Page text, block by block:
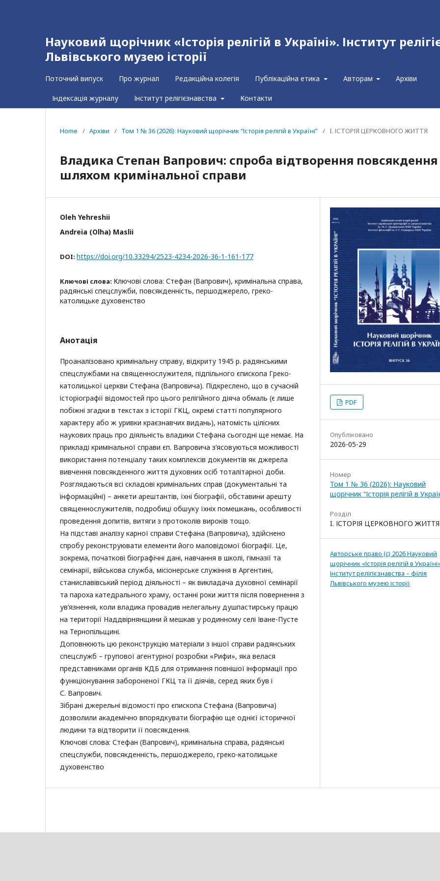
Науковий щорічник «Історія релігій в Україні». Інститут
Львівського музею історії
Поточний випуск Про журнал Редакційна колегія Публікаційна етика Авторам Архіви
Індексація журналу Інститут релігієзнавства Контакти
Home / Архіви / Том 1 № 36 (2026): Науковий щорічник “Історія релігій в Україні” / I. ІСТОРІЯ ЦЕРКОВНОГО ЖИТТЯ
Владика Степан Вапрович: спроба відтворення повсякдення
шляхом кримінальної справи
Oleh Yehreshii
Andreia (Olha) Maslii
DOI: https://doi.org/10.33294/2523-4234-2026-36-1-161-177
Ключові слова: Ключові слова: Стефан (Вапрович), кримінальна справа,
радянські спецслужби, повсякденність, першоджерело, греко-
католицьке духовенство
Анотація
Проаналізовано кримінальну справу, відкриту 1945 р. радянськими
спецслужбами на священнослужителя, підпільного єпископа Греко-
католицької церкви Стефана (Вапровича). Підкреслено, що в сучасній
історіографії відомостей про цього релігійного діяча обмаль (є лише
побіжні згадки в текстах з історії ГКЦ, окремі статті популярного
характеру або ж уривки краєзнавчих видань), натомість цілісних
наукових праць про діяльність владики Стефана сьогодні ще немає. На
прикладі кримінальної справи єп. Вапровича з’ясовуються можливості
використання потенціалу таких комплексів документів як джерела
вивчення повсякденного життя духовних осіб тоталітарної доби.
Розглядаються всі складові кримінальних справ (документальні та
інформаційні) – анкети арештантів, їхні біографії, обставини арешту
священнослужителів, подробиці обшуку їхніх помешкань, особливості
проведення допитів, витяги з протоколів вироків тощо.
На підставі аналізу карної справи Стефана (Вапровича), здійснено
спробу реконструювати елементи його маловідомої біографії. Це,
зокрема, початкові біографічні дані, навчання в школі, гімназії та
семінарії, військова служба, місіонерське служіння в Аргентині,
станиславівський період діяльності – як викладача духовної семінарії
та пароха катедрального храму, останні роки життя після повернення з
ув’язнення, коли владика провадив нелегальну душпастирську працю
на території Наддвірнянщини й мешкав у родинному селі Іване-Пусте
на Тернопільщині.
Доповнюють цю реконструкцію матеріали з іншої справи радянських
спецслужб – групової агентурної розробки «Рифи», яка велася
представниками органів КДБ для отримання повнішої інформації про
функціонування забороненої ГКЦ та її діячів, серед яких був і
С. Вапрович.
Зібрані джерельні відомості про єпископа Стефана (Вапровича)
дозволили академічно впорядкувати біографію ще однієї історичної
людини та відтворити її повсякдення.
Ключові слова: Стефан (Вапрович), кримінальна справа, радянські
спецслужби, повсякденність, першоджерело, греко-католицьке
духовенство
PDF
Опубліковано
2026-05-29
Номер
Том 1 № 36 (2026): Науковий
щорічник “Історія релігій в
Розділ
I. ІСТОРІЯ ЦЕРКОВНОГО ЖИТТЯ
Авторське право (c) 2026 Науковий
щорічник «Історія релігій в
Інститут релігієзнавства – філія
Львівського музею історії